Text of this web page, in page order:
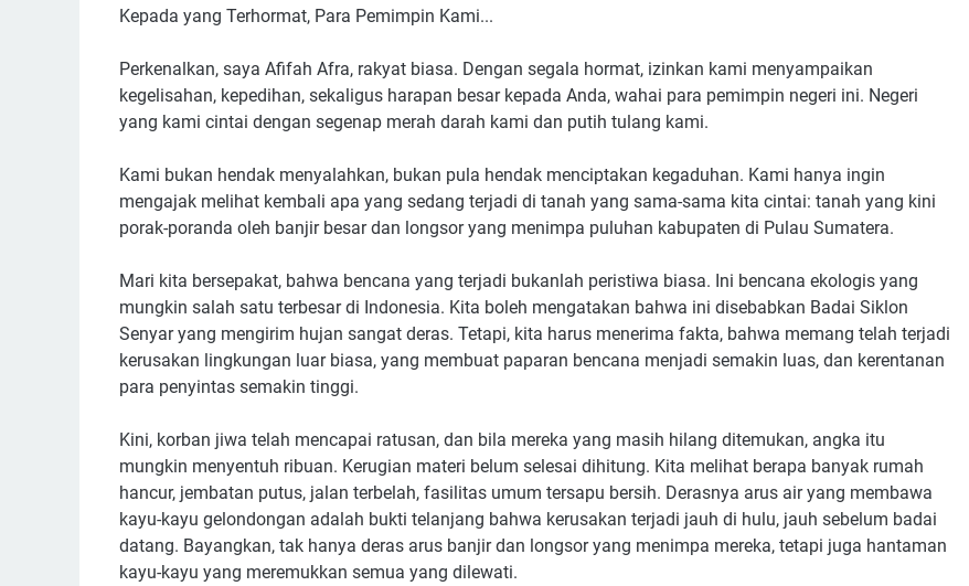
Kepada yang Terhormat, Para Pemimpin Kami...
Perkenalkan, saya Afifah Afra, rakyat biasa. Dengan segala hormat, izinkan kami menyampaikan
kegelisahan, kepedihan, sekaligus harapan besar kepada Anda, wahai para pemimpin negeri ini. Negeri
yang kami cintai dengan segenap merah darah kami dan putih tulang kami.
Kami bukan hendak menyalahkan, bukan pula hendak menciptakan kegaduhan. Kami hanya ingin
mengajak melihat kembali apa yang sedang terjadi di tanah yang sama-sama kita cintai: tanah yang kini
porak-poranda oleh banjir besar dan longsor yang menimpa puluhan kabupaten di Pulau Sumatera.
Mari kita bersepakat, bahwa bencana yang terjadi bukanlah peristiwa biasa. Ini bencana ekologis yang
mungkin salah satu terbesar di Indonesia. Kita boleh mengatakan bahwa ini disebabkan Badai Siklon
Senyar yang mengirim hujan sangat deras. Tetapi, kita harus menerima fakta, bahwa memang telah terjadi
kerusakan lingkungan luar biasa, yang membuat paparan bencana menjadi semakin luas, dan kerentanan
para penyintas semakin tinggi.
Kini, korban jiwa telah mencapai ratusan, dan bila mereka yang masih hilang ditemukan, angka itu
mungkin menyentuh ribuan. Kerugian materi belum selesai dihitung. Kita melihat berapa banyak rumah
hancur, jembatan putus, jalan terbelah, fasilitas umum tersapu bersih. Derasnya arus air yang membawa
kayu-kayu gelondongan adalah bukti telanjang bahwa kerusakan terjadi jauh di hulu, jauh sebelum badai
datang. Bayangkan, tak hanya deras arus banjir dan longsor yang menimpa mereka, tetapi juga hantaman
kayu-kayu yang meremukkan semua yang dilewati.